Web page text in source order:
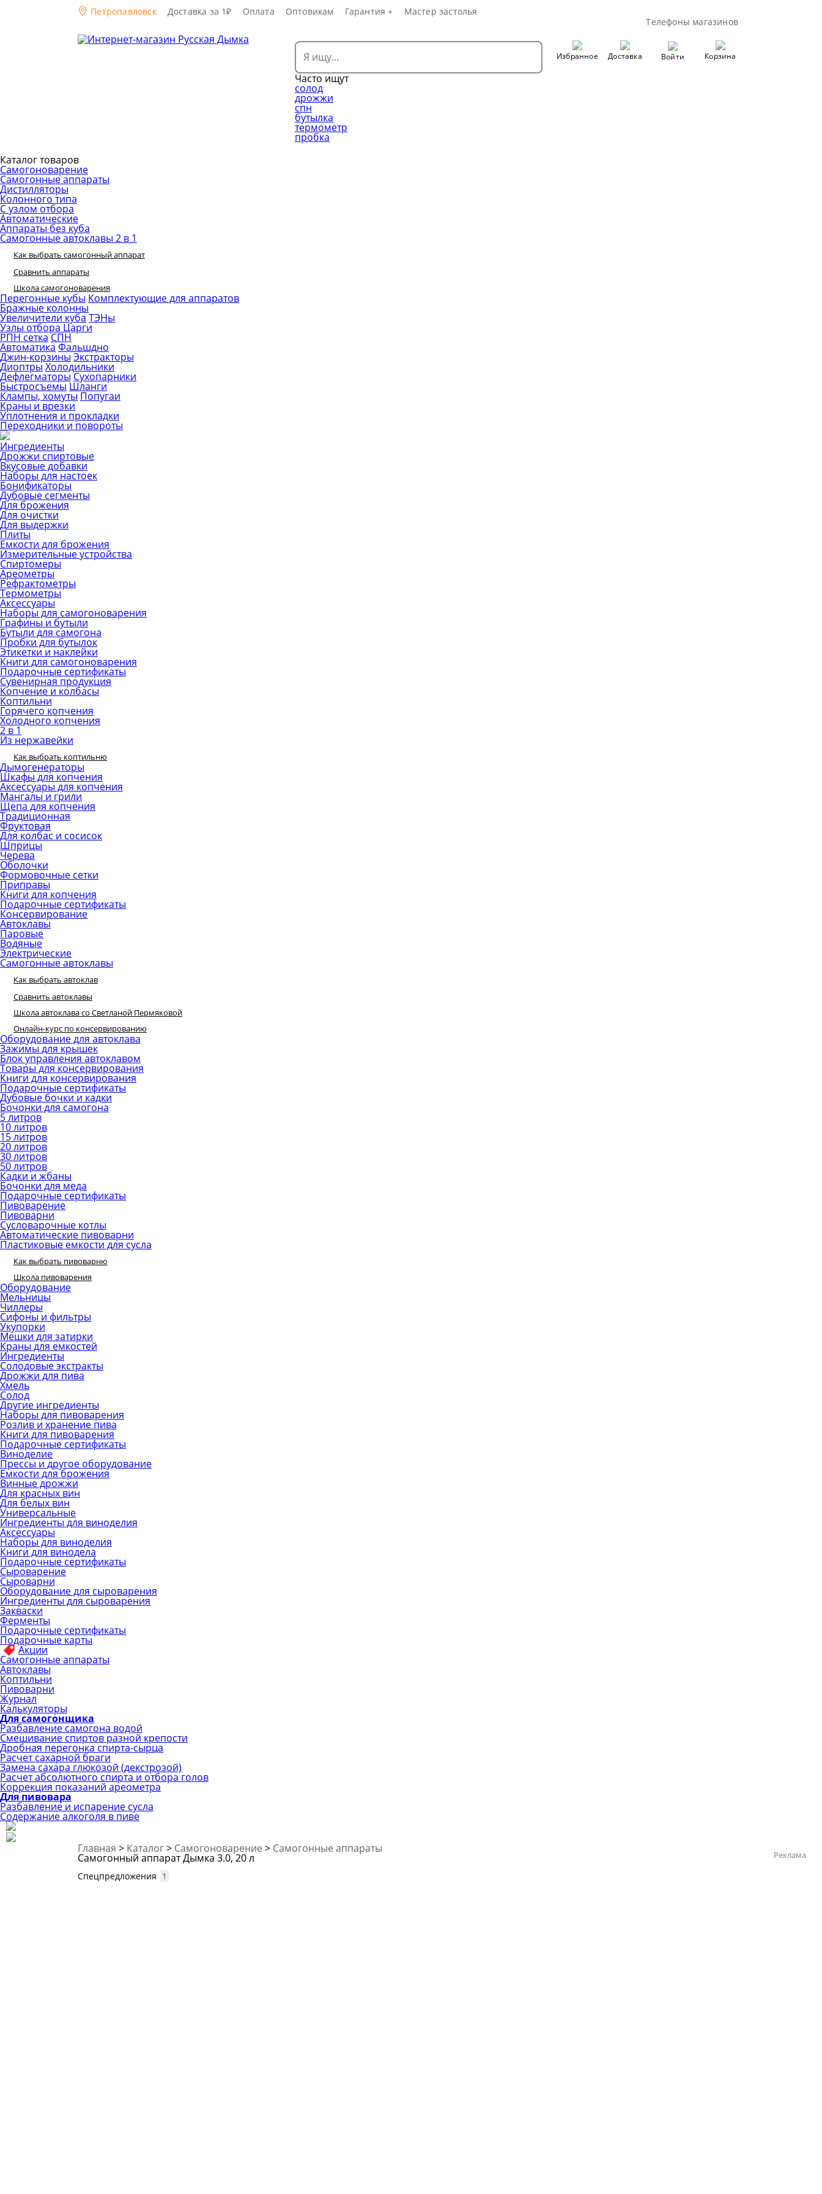
Петропавловск Доставка за 1₽ Оплата Оптовикам Гарантия +
Мастер застолья
Телефоны магазинов
Часто ищут
солод
дрожжи
спн
бутылка
термометр
пробка
Избранное Доставка Войти Корзина
Каталог товаров
Самогоноварение
Самогонные аппараты
Дистилляторы
Колонного типа
С узлом отбора
Автоматические
Аппараты без куба
Самогонные автоклавы 2 в 1
Как выбрать самогонный аппарат
Сравнить аппараты
Школа самогоноварения
Перегонные кубы Комплектующие для аппаратов
Бражные колонны
Увеличители куба ТЭНы
Узлы отбора Царги
РПН сетка СПН
Автоматика Фальшдно
Джин-корзины Экстракторы
Диоптры Холодильники
Дефлегматоры Сухопарники
Быстросъемы Шланги
Клампы, хомуты Попугаи
Краны и врезки
Уплотнения и прокладки
Переходники и повороты
Ингредиенты
Дрожжи спиртовые
Вкусовые добавки
Наборы для настоек
Бонификаторы
Дубовые сегменты
Для брожения
Для очистки
Для выдержки
Плиты
Емкости для брожения
Измерительные устройства
Спиртомеры
Ареометры
Рефрактометры
Термометры
Аксессуары
Наборы для самогоноварения
Графины и бутыли
Бутыли для самогона
Пробки для бутылок
Этикетки и наклейки
Книги для самогоноварения
Подарочные сертификаты
Сувенирная продукция
Копчение и колбасы
Коптильни
Горячего копчения
Холодного копчения
2 в 1
Из нержавейки
Как выбрать коптильню
Дымогенераторы
Шкафы для копчения
Аксессуары для копчения
Мангалы и грили
Щепа для копчения
Традиционная
Фруктовая
Для колбас и сосисок
Шприцы
Черева
Оболочки
Формовочные сетки
Приправы
Книги для копчения
Подарочные сертификаты
Консервирование
Автоклавы
Паровые
Водяные
Электрические
Самогонные автоклавы
Как выбрать автоклав
Сравнить автоклавы
Школа автоклава со Светланой Пермяковой
Онлайн-курс по консервированию
Оборудование для автоклава
Зажимы для крышек
Блок управления автоклавом
Товары для консервирования
Книги для консервирования
Подарочные сертификаты
Дубовые бочки и кадки
Бочонки для самогона
5 литров
10 литров
15 литров
20 литров
30 литров
50 литров
Кадки и жбаны
Бочонки для меда
Подарочные сертификаты
Пивоварение
Пивоварни
Сусловарочные котлы
Автоматические пивоварни
Пластиковые емкости для сусла
Как выбрать пивоварню
Школа пивоварения
Оборудование
Мельницы
Чиллеры
Сифоны и фильтры
Укупорки
Мешки для затирки
Краны для емкостей
Ингредиенты
Солодовые экстракты
Дрожжи для пива
Хмель
Солод
Другие ингредиенты
Наборы для пивоварения
Розлив и хранение пива
Книги для пивоварения
Подарочные сертификаты
Виноделие
Прессы и другое оборудование
Емкости для брожения
Винные дрожжи
Для красных вин
Для белых вин
Универсальные
Ингредиенты для виноделия
Аксессуары
Наборы для виноделия
Книги для винодела
Подарочные сертификаты
Сыроварение
Сыроварни
Оборудование для сыроварения
Ингредиенты для сыроварения
Закваски
Ферменты
Подарочные сертификаты
Подарочные карты
Акции
Самогонные аппараты
Автоклавы
Коптильни
Пивоварни
Журнал
Калькуляторы
Для самогонщика
Разбавление самогона водой
Смешивание спиртов разной крепости
Дробная перегонка спирта-сырца
Расчет сахарной браги
Замена сахара глюкозой (декстрозой)
Расчет абсолютного спирта и отбора голов
Коррекция показаний ареометра
Для пивовара
Разбавление и испарение сусла
Содержание алкоголя в пиве
Главная > Каталог> Самогоноварение > Самогонные аппараты
Самогонный аппарат Дымка 3.0, 20 л
Спецпредложения 1
Реклама